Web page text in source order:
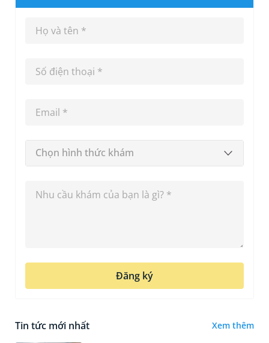
Chọn hình thức khám
Đăng ký
Tin tức mới nhất Xem thêm